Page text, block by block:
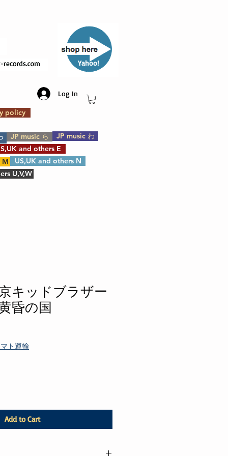
​Yahoo!
policy
Log In
JP music ら
JP music わ
and others E
US,UK and others N
U,V,W
M
キッドブラザー
昏の国
ト運輸
Add to Cart